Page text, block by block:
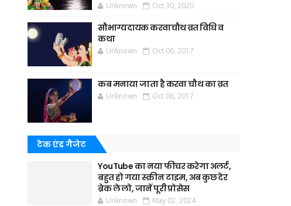
Unknown Oct 30, 2020
सौभाग्यदायक करवाचौथ व्रत विधि व
कथा
Unknown Oct 06, 2017
कब मनाया जाता है करवा चौथ का व्रत
Unknown Oct 06, 2017
टेक एंड गैजेट
YouTube का नया फीचर करेगा अलर्ट,
बहुत हो गया स्क्रीन टाइम, अब कुछ देर
ब्रेक ले लो, जानें पूरी प्रोसेस
Unknown May 02, 2024